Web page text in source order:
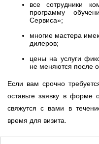
все сотрудники
программу
Сервиса»;
многие мастера
дилеров;
цены на услуги
не меняются после
Если вам срочно
оставьте заявку в
свяжутся с вами в
время для визита.